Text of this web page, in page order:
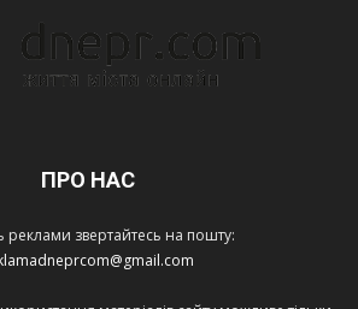
ПРО НАС
реклами звертайтесь на пошту: